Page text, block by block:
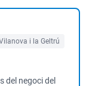
i la Geltrú
del negoci del